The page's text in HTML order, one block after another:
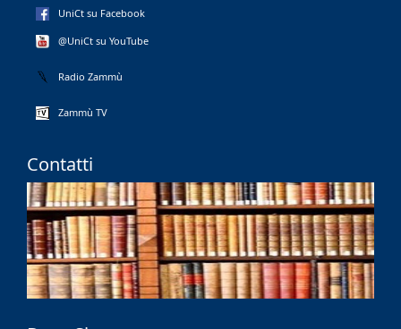
UniCt su Facebook
@UniCt su YouTube
Radio Zammù
Zammù TV
Contatti